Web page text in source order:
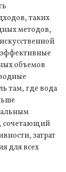
таких
методов,
эффективные
объемов
там, где вода
сочетающий
затрат
для всех